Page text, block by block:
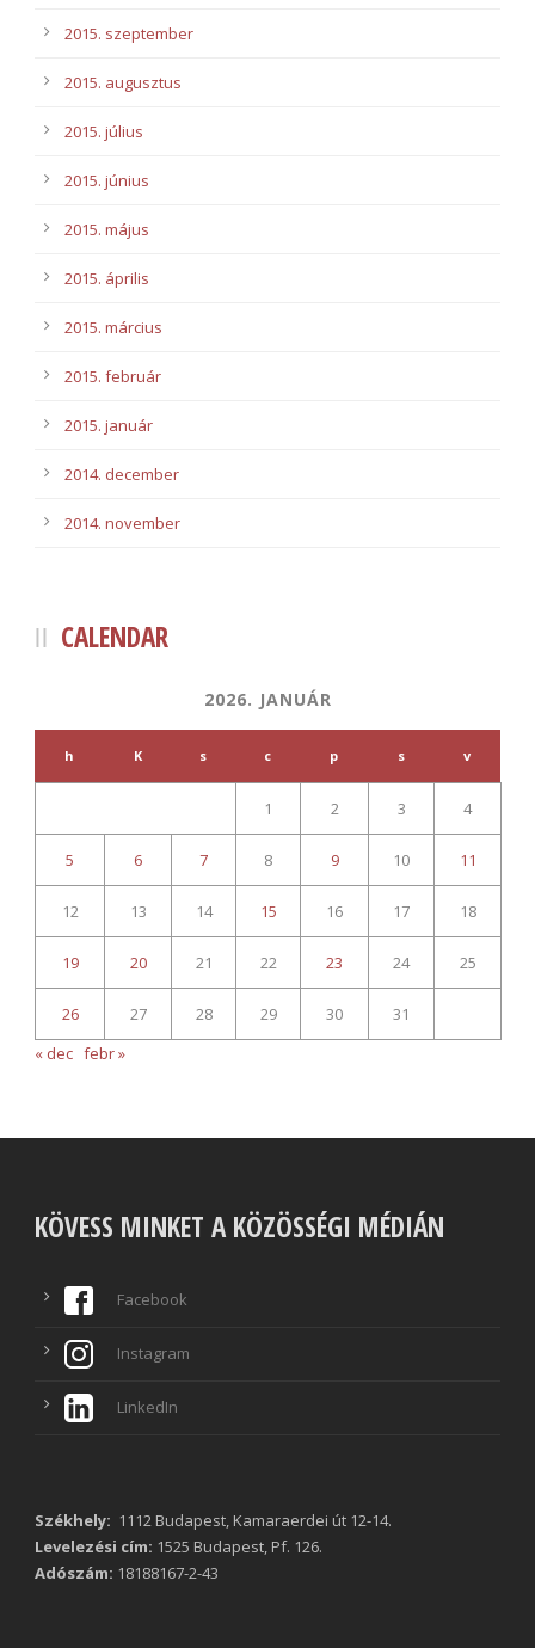
2015. szeptember
2015. augusztus
2015. július
2015. június
2015. május
2015. április
2015. március
2015. február
2015. január
2014. december
2014. november
CALENDAR
2026. JANUÁR
h K s c p s v
1 2 3 4
5 6 7 8 9 10 11
12 13 14 15 16 17 18
19 20 21 22 23 24 25
26 27 28 29 30
31
« dec febr »
KÖVESS MINKET A KÖZÖSSÉGI MÉDIÁN
Facebook
Instagram
LinkedIn
Székhely: 1112 Budapest, Kamaraerdei út 12-14.
Levelezési cím: 1525 Budapest, Pf. 126.
Adószám: 18188167-2-43